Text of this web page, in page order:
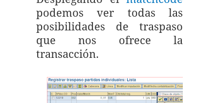
podemos ver todas las
posibilidades de traspaso
que nos ofrece la
transacción.